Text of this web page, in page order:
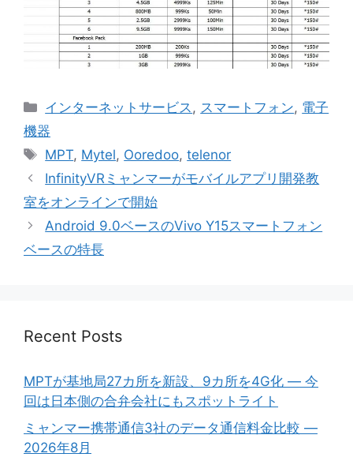
Categories
インターネットサービス, スマートフォン, 電子
機器
Tags
MPT, Mytel, Ooredoo,telenor
InfinityVRミャンマーがモバイルアプリ開発教
室をオンラインで開始
Android 9.0ベースのVivo Y15スマートフォン
ベースの特長
Recent Posts
MPTが基地局27カ所を新設、9カ所を4G化 ― 今
回は日本側の合弁会社にもスポットライト
ミャンマー携帯通信3社のデータ通信料金比較 ―
2026年8月